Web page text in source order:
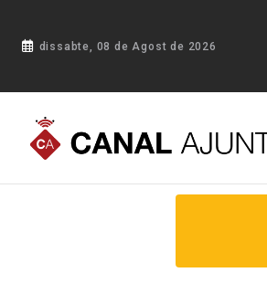
dissabte, 08 de Agost de 2026
Portada Blog L’Ajuntament